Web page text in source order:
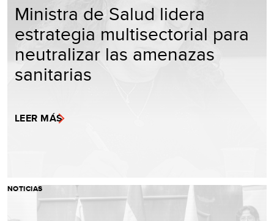
Ministra de Salud lidera
estrategia multisectorial para
neutralizar las amenazas
sanitarias
LEER MÁS
NOTICIAS